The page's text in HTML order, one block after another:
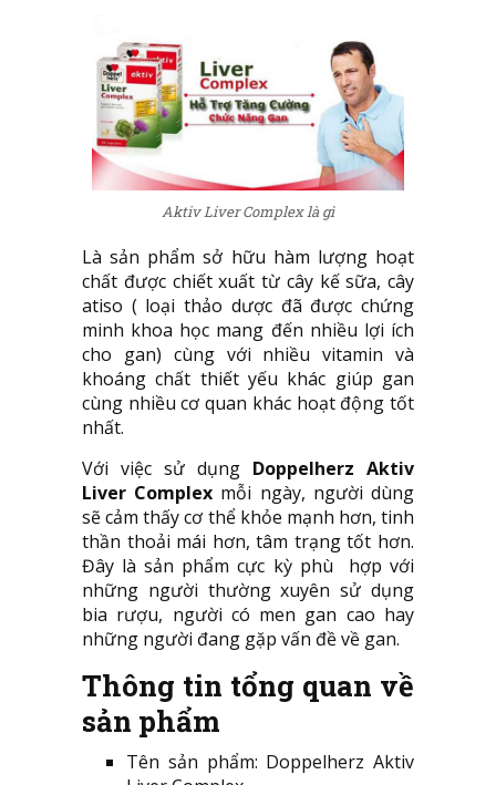
Aktiv Liver Complex là gì
Là sản phẩm sở hữu hàm lượng hoạt
chất được chiết xuất từ cây kế sữa, cây
atiso ( loại thảo dược đã được chứng
minh khoa học mang đến nhiều lợi ích
cho gan) cùng với nhiều vitamin và
khoáng chất thiết yếu khác giúp gan
cùng nhiều cơ quan khác hoạt động tốt
nhất.
Với việc sử dụng Doppelherz Aktiv
Liver Complex mỗi ngày, người dùng
sẽ cảm thấy cơ thể khỏe mạnh hơn, tinh
thần thoải mái hơn, tâm trạng tốt hơn.
Đây là sản phẩm cực kỳ phù hợp với
những người thường xuyên sử dụng
bia rượu, người có men gan cao hay
những người đang gặp vấn đề về gan.
Thông tin tổng quan về
sản phẩm
Tên sản phẩm: Doppelherz Aktiv